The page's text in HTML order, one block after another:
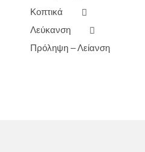
Κοπτικά
Λεύκανση
Πρόληψη – Λείανση